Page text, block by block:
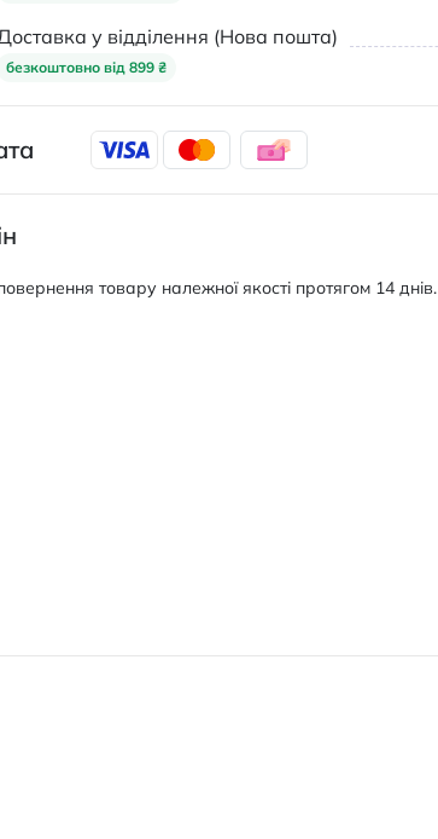
у відділення (Нова пошта)
безкоштовно від 899 ₴
товару належної якості протягом 14 днів.